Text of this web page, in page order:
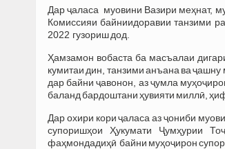
Дар ҷаласа муовини Вазири меҳнат,
Комиссияи байниидоравии танзими
2022 гузориш дод.
Ҳамзамон вобаста ба масъалаи
кумитаи дин, танзими анъана ва
дар байни ҷавонон, аз ҷумла
баланд бардоштани ҳувияти миллӣ,
Дар охири кори ҷаласа аз ҷониби
супоришҳои Ҳукумати Ҷумҳурии
фаҳмондадиҳӣ байни муҳоҷирон